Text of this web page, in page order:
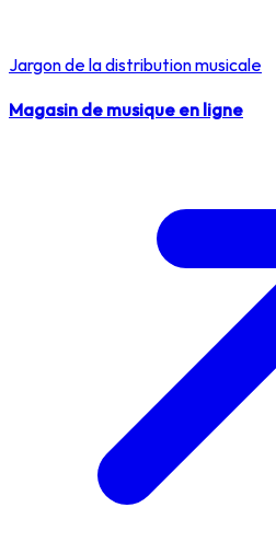
Jargon de la distribution musicale
Magasin de musique en ligne